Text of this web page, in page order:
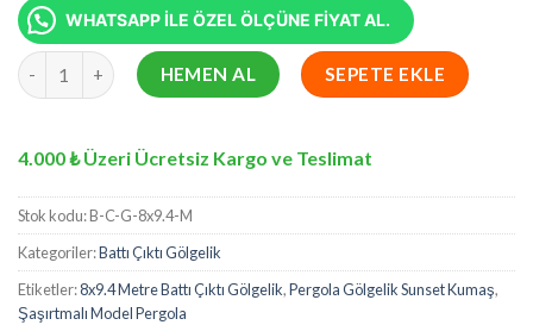
WHATSAPP İLE ÖZEL ÖLÇÜNE FİYAT AL.
8x9.4 Metre Battı Çıktı Gölgelik, Pergola Gölgelik Sunset
HEMEN AL SEPETE EKLE
4.000 ₺ Üzeri Ücretsiz Kargo ve Teslimat
Stok kodu:B-C-G-8x9.4-M
Kategoriler:Battı Çıktı Gölgelik
Etiketler:8x9.4 Metre Battı Çıktı Gölgelik,Pergola Gölgelik Sunset Kumaş,
Şaşırtmalı Model Pergola